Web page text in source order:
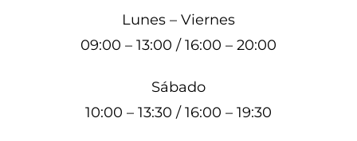
Lunes – Viernes
09:00 – 13:00 / 16:00 – 20:00
Sábado
10:00 – 13:30 / 16:00 – 19:30